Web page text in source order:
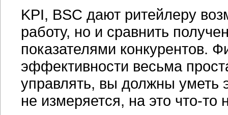
KPI, BSC дают ритейлеру
работу, но и сравнить
показателями конкурентов.
эффективности весьма
управлять, вы должны уметь
не измеряется, на это что-то